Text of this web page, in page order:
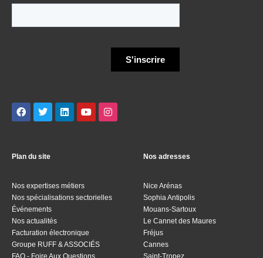
Plan du site
Nos expertises métiers
Nos spécialisations sectorielles
Événements
Nos actualités
Facturation électronique
Groupe RUFF & ASSOCIÉS
FAQ - Foire Aux Questions
Nos adresses
Nice Arénas
Sophia Antipolis
Mouans-Sartoux
Le Cannet des Maures
Fréjus
Cannes
Saint-Tropez